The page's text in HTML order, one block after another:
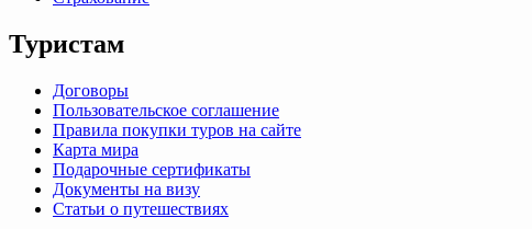
Туристам
Договоры
Пользовательское соглашение
Правила покупки туров на сайте
Карта мира
Подарочные сертификаты
Документы на визу
Статьи о путешествиях